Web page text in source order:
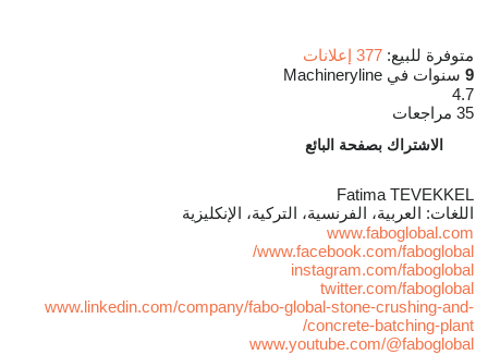
متوفرة للبيع: 377 إعلانات
9 سنوات في Machineryline
4.7
35 مراجعات
الاشتراك بصفحة البائع
Fatima TEVEKKEL
اللغات: العربية، الفرنسية، التركية، الإنكليزية
www.faboglobal.com
www.facebook.com/faboglobal/
instagram.com/faboglobal
twitter.com/faboglobal
www.linkedin.com/company/fabo-global-stone-crushing-and-
concrete-batching-plant/
www.youtube.com/@faboglobal